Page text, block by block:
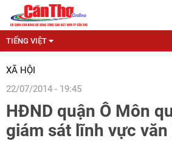
TIẾNG VIỆT
XÃ HỘI
22/07/2014 - 19:45
HĐND quận Ô Môn
giám sát lĩnh vực